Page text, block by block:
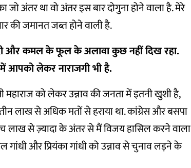
जो अंतर था वो अंतर इस बार दोगुना होने वाला है. मेरे
की जमानत जब्त होने वाली है.
और कमल के फूल के अलावा कुछ नहीं दिख रहा.
आपको लेकर नाराजगी भी है.
महाराज को लेकर उन्नाव की जनता में इतनी खुशी है,
लाख से अधिक मतों से हराया था. कांग्रेस और बसपा
लाख से ज़्यादा के अंतर से मैं विजय हासिल करने वाला
गांधी और प्रियंका गांधी को उन्नाव से चुनाव लड़ने के